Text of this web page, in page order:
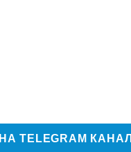
TELEGRAM КАНАЛ